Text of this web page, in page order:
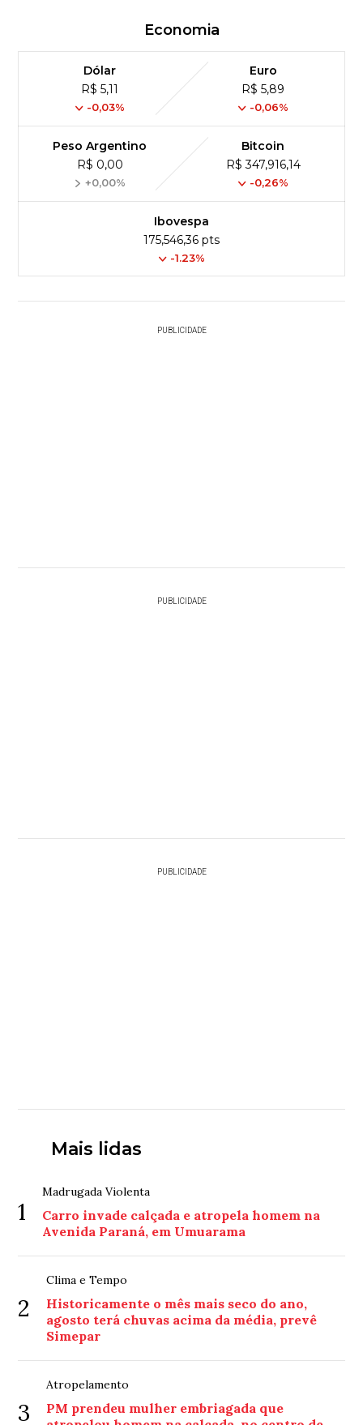
Economia
Dólar
R$ 5,11
-0,03%
Euro
R$ 5,89
-0,06%
Peso Argentino
R$ 0,00
+0,00%
Bitcoin
R$ 347,916,14
-0,26%
Ibovespa
175,546,36 pts
-1.23%
PUBLICIDADE
PUBLICIDADE
PUBLICIDADE
Mais lidas
1
Madrugada Violenta
Carro invade calçada e atropela homem na
Avenida Paraná, em Umuarama
2
Clima e Tempo
Historicamente o mês mais seco do ano,
agosto terá chuvas acima da média, prevê
Simepar
3
Atropelamento
PM prendeu mulher embriagada que